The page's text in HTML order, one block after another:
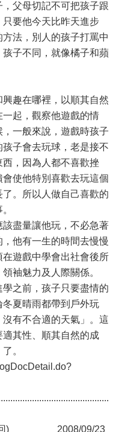
父母切記不可把孩子跟
要他今天比昨天進步
法，別人的孩子打罵中
子不同，就像橘子和蘋
趣在哪裡，以順其自然
起，觀察他遊戲的情
一般來說，遊戲時孩子
子會去玩球，老是接不
，因為人都不喜歡挫
使他特別喜歡去玩這個
。所以人做自己喜歡的
盡量讓他玩，不必急著
他有一生的時間去慢慢
遊戲中學會出社會後所
袖魅力及人際關係。
之前，孩子只要盡情的
夏晴雨都帶到戶外玩
有不合適的天氣」。這
其性、順其自然的成
。
一回) 2008/09/23